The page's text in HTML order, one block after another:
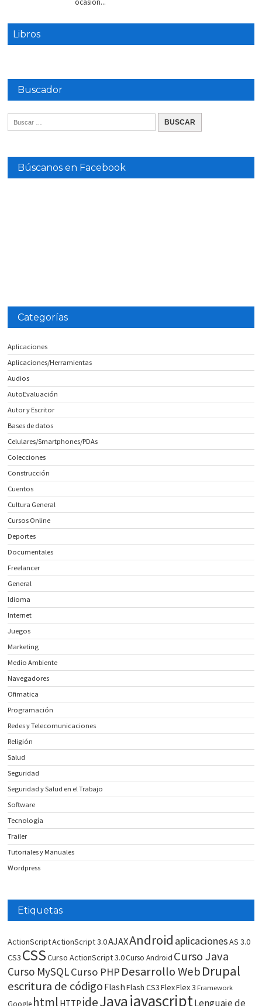
ocasión...
Libros
Buscador
Búscanos en Facebook
Categorías
Aplicaciones
Aplicaciones/Herramientas
Audios
AutoEvaluación
Autor y Escritor
Bases de datos
Celulares/Smartphones/PDAs
Colecciones
Construcción
Cuentos
Cultura General
Cursos Online
Deportes
Documentales
Freelancer
General
Idioma
Internet
Juegos
Marketing
Medio Ambiente
Navegadores
Ofimatica
Programación
Redes y Telecomunicaciones
Religión
Salud
Seguridad
Seguridad y Salud en el Trabajo
Software
Tecnología
Trailer
Tutoriales y Manuales
Wordpress
Etiquetas
ActionScriptActionScript 3.0AJAXAndroid aplicacionesAS 3.0
CS3 CSSCurso ActionScript 3.0Curso Android Curso Java
Curso MySQLCurso PHP Desarrollo WebDrupal
escritura de código FlashFlash CS3FlexFlex 3 Framework
html HTTP ideJavajavascriptLenguaje de